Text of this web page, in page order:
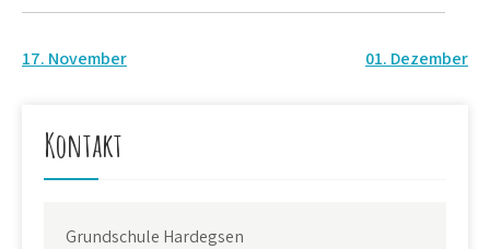
Beitragsnavigation
17. November 01. Dezember
Kontakt
Grundschule Hardegsen